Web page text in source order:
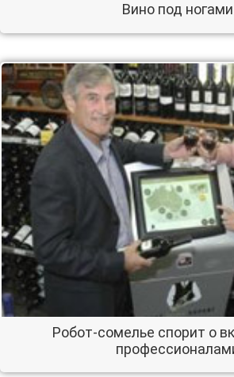
Вино под ногами
Робот-сомелье спорит о